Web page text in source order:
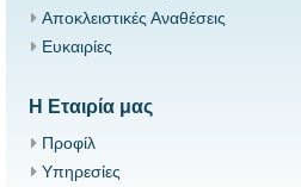
Αποκλειστικές Αναθέσεις
Ευκαιρίες
Η Εταιρία μας
Προφίλ
Υπηρεσίες